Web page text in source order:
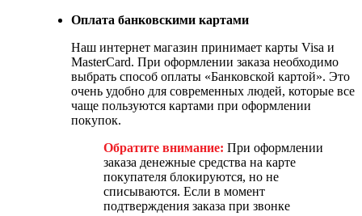
Оплата банковскими картами
Наш интернет магазин принимает карты Visa и
MasterCard. При оформлении заказа необходимо
выбрать способ оплаты «Банковской картой». Это
очень удобно для современных людей, которые все
чаще пользуются картами при оформлении
покупок.
Обратите внимание: При оформлении
заказа денежные средства на карте
покупателя блокируются, но не
списываются. Если в момент
подтверждения заказа при звонке